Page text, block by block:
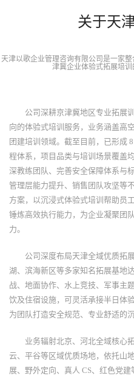
关于天
天津以歌企业管理咨询有限公司是一家
津冀企业体验式拓展培训
公司深耕京津冀地区专业拓展
向的体验式培训服务，业务涵盖高
团建培训领域。截至目前，已形成
程体系，项目品类与培训场景覆盖
深教练团队、完善安全保障体系与
管理层能力提升、销售团队攻坚等
方案，以沉浸式体验式培训帮助员
锤炼高效执行能力，为企业凝聚团
力。
公司深度布局天津全域优质拓
湖、滨海新区等多家知名拓展基地
战、地面协作、水上竞技、军事主
饮及住宿设施，可灵活承接半日体
为团队打造安全规范、专业舒适的
业务辐射北京、河北全域核心
云、平谷等区域优质场地，依托山
展、野外定向、真人 CS、红色党